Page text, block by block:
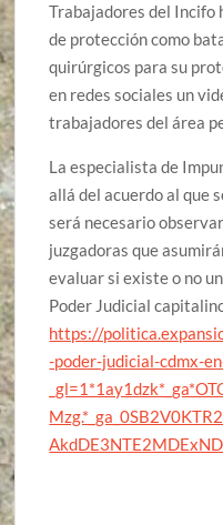
Trabajadores del Incifo
de protección como
quirúrgicos para su
en redes sociales un
trabajadores del área
La especialista de
allá del acuerdo al que
será necesario
juzgadoras que
evaluar si existe o no
Poder Judicial
https://
-poder-judicial-cdmx-